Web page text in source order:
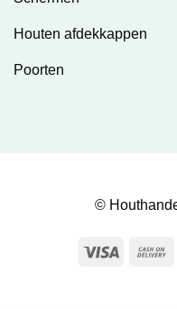
Houten afdekkappen
Poorten
©
Visa